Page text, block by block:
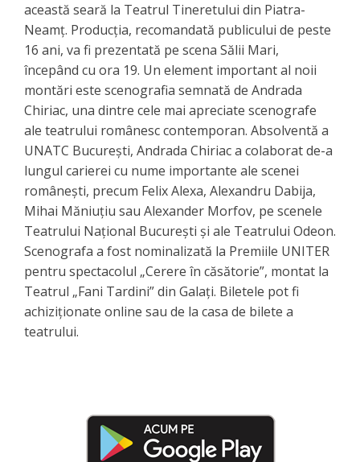
această seară la Teatrul Tineretului din Piatra-
Neamț. Producția, recomandată publicului de peste
16 ani, va fi prezentată pe scena Sălii Mari,
începând cu ora 19. Un element important al noii
montări este scenografia semnată de Andrada
Chiriac, una dintre cele mai apreciate scenografe
ale teatrului românesc contemporan. Absolventă a
UNATC București, Andrada Chiriac a colaborat de-a
lungul carierei cu nume importante ale scenei
românești, precum Felix Alexa, Alexandru Dabija,
Mihai Măniuțiu sau Alexander Morfov, pe scenele
Teatrului Național București și ale Teatrului Odeon.
Scenografa a fost nominalizată la Premiile UNITER
pentru spectacolul „Cerere în căsătorie”, montat la
Teatrul „Fani Tardini” din Galați. Biletele pot fi
achiziționate online sau de la casa de bilete a
teatrului.